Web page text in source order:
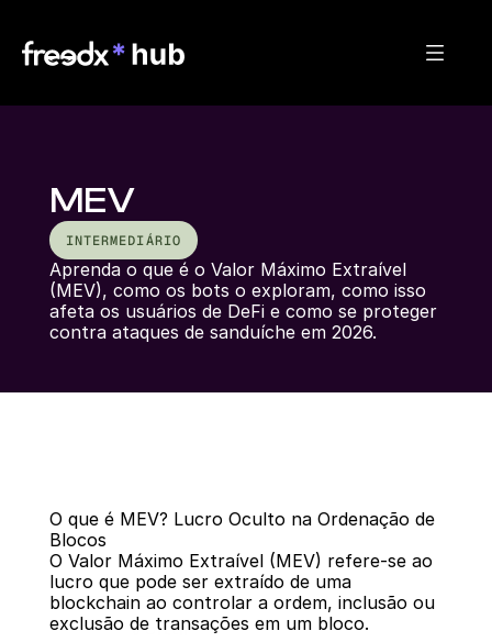
MEV
INTERMEDIÁRIO
Aprenda o que é o Valor Máximo Extraível
(MEV), como os bots o exploram, como isso
afeta os usuários de DeFi e como se proteger
contra ataques de sanduíche em 2026.
Voltar
O que é MEV? Lucro Oculto na Ordenação de
Blocos
O Valor Máximo Extraível (MEV) refere-se ao
lucro que pode ser extraído de uma
blockchain ao controlar a ordem, inclusão ou
exclusão de transações em um bloco.